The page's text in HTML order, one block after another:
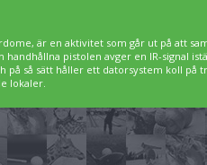
är en aktivitet som går ut på att
handhållna pistolen avger en IR-signal
på så sätt håller ett datorsystem koll på
lokaler.